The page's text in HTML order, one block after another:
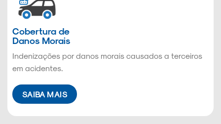
Cobertura de
Danos Morais
Indenizações por danos morais causados a terceiros
em acidentes.
SAIBA MAIS